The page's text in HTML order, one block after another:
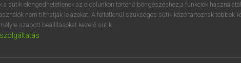
a sütik elengedhetetlenek az oldalunkon történő böngészéshez,a funkciók
nem tilthatják le azokat. A feltétlenül szükséges sütik közé tartoznak többek
szabott beállításokat kezelő sütik.
szolgáltatás